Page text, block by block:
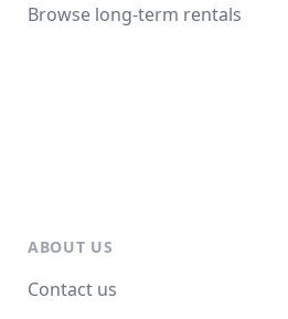
Browse long-term rentals
ABOUT US
Contact us